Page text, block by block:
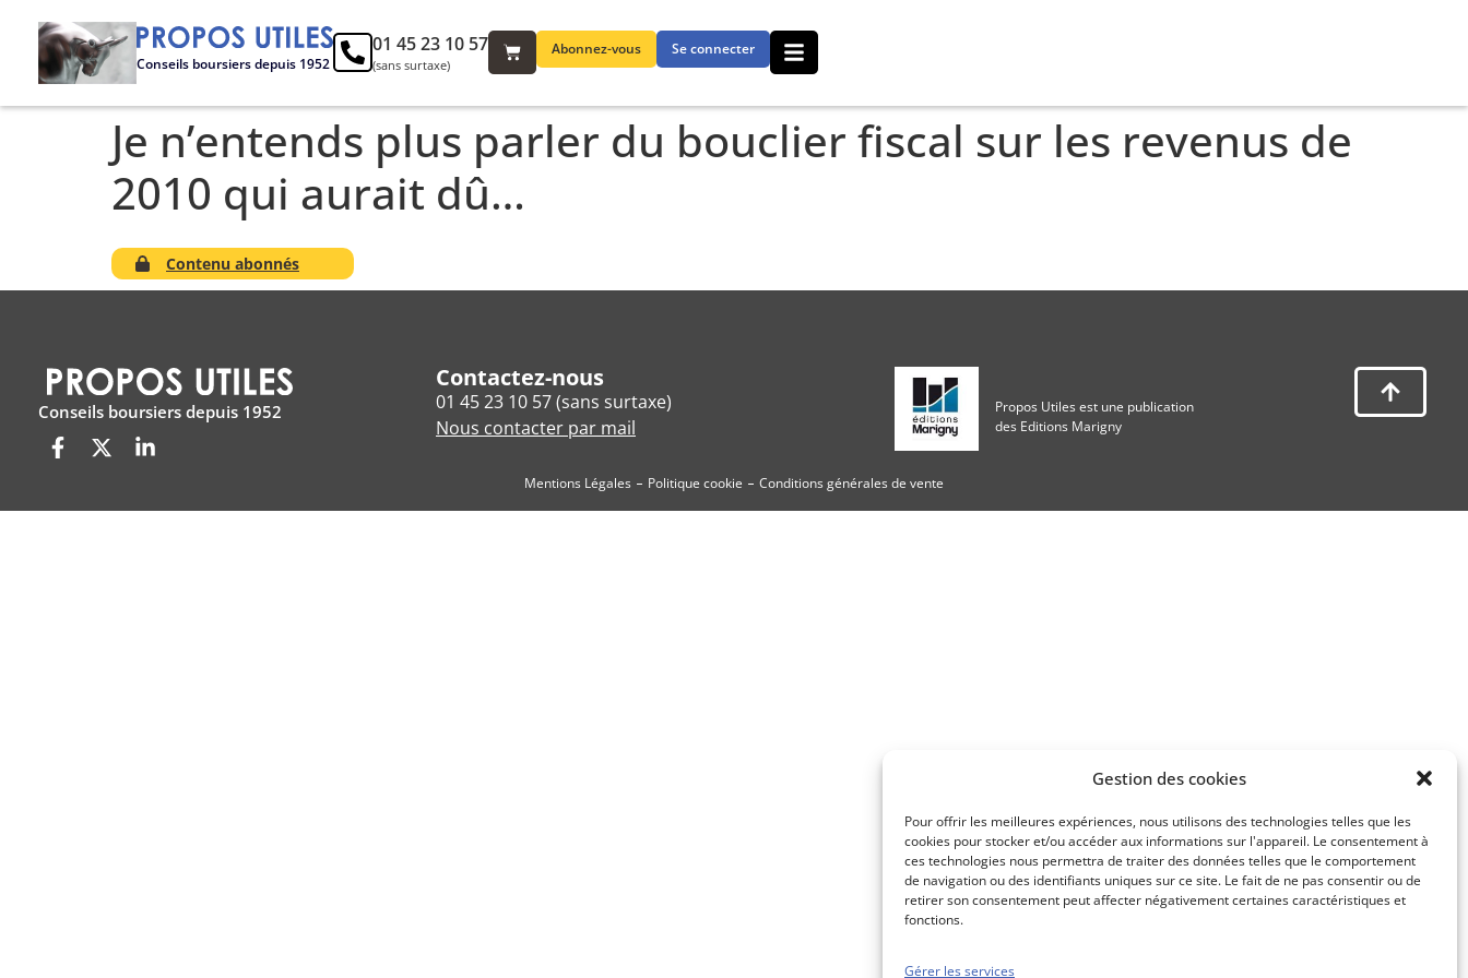
Gestion des cookies
Pour offrir les meilleures expériences, nous utilisons des technologies telles que les
cookies pour stocker et/ou accéder aux informations sur l'appareil. Le consentement à
ces technologies nous permettra de traiter des données telles que le comportement
de navigation ou des identifiants uniques sur ce site. Le fait de ne pas consentir ou de
retirer son consentement peut affecter négativement certaines caractéristiques et
fonctions.
Gérer les services
Conseils boursiers depuis 1952
Abonnez-vous Se connecter
01 45 23 10 57
(sans surtaxe)
Je n’entends plus parler du bouclier fiscal sur les revenus de
2010 qui aurait dû…
Contenu abonnés
Conseils boursiers depuis 1952
Contactez-nous
01 45 23 10 57 (sans surtaxe)
Nous contacter par mail
Propos Utiles est une publication
des Editions Marigny
Mentions Légales Politique cookie Conditions générales de vente